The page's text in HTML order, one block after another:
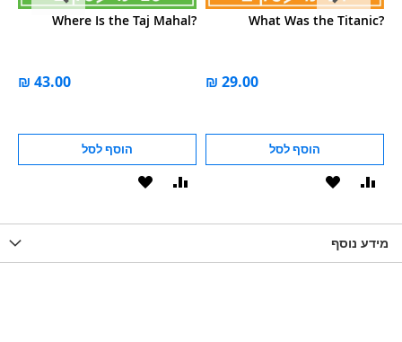
Where Is the Taj Mahal?
הוסף לסל
הוסף
What Was the Titanic?
הוסף לסל
הוסף
מידע נוסף